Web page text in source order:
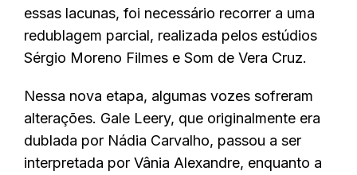
essas lacunas, foi necessário recorrer a uma
redublagem parcial, realizada pelos estúdios
Sérgio Moreno Filmes e Som de Vera Cruz.
Nessa nova etapa, algumas vozes sofreram
alterações. Gale Leery, que originalmente era
dublada por Nádia Carvalho, passou a ser
interpretada por Vânia Alexandre, enquanto a